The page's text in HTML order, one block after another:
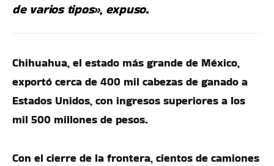
de varios tipos», expuso.
Chihuahua, el estado más grande de México,
exportó cerca de 400 mil cabezas de ganado a
Estados Unidos, con ingresos superiores a los
mil 500 millones de pesos.
Con el cierre de la frontera, cientos de camiones